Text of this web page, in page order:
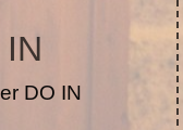
DO IN